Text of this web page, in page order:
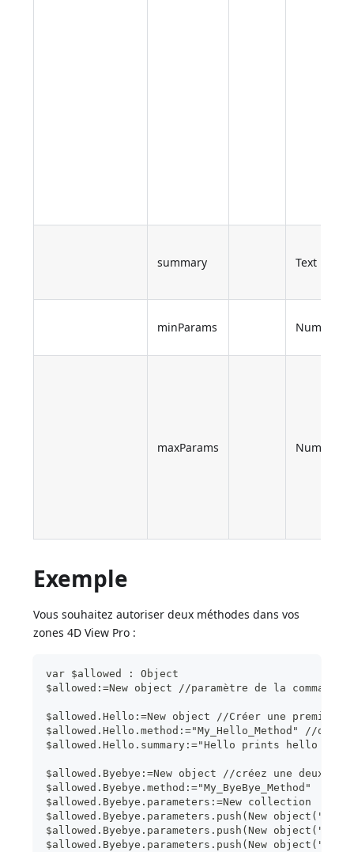
summary Text
minParams Number
maxParams Number
Exemple
Vous souhaitez autoriser deux méthodes dans vos
zones 4D View Pro :
var $allowed : Object
$allowed:=New object //paramètre de la commande
$allowed.Hello:=New object //Créer une première
$allowed.Hello.method:="My_Hello_Method" //
$allowed.Hello.summary:="Hello prints hello
$allowed.Byebye:=New object //créez une
$allowed.Byebye.method:="My_ByeBye_Method"
$allowed.Byebye.parameters:=New collection
$allowed.Byebye.parameters.push(New
$allowed.Byebye.parameters.push(New
$allowed.Byebye.parameters.push(New